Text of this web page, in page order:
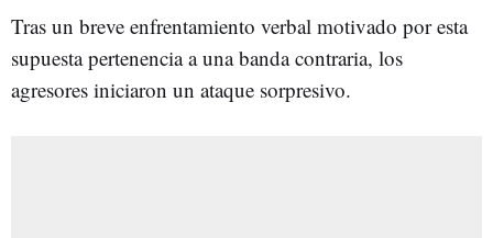
Tras un breve enfrentamiento verbal motivado por esta
supuesta pertenencia a una banda contraria, los
agresores iniciaron un ataque sorpresivo.